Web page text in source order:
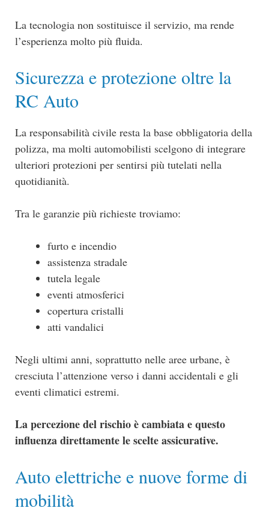
La tecnologia non sostituisce il servizio, ma rende
l’esperienza molto più fluida.
Sicurezza e protezione oltre la
RC Auto
La responsabilità civile resta la base obbligatoria della
polizza, ma molti automobilisti scelgono di integrare
ulteriori protezioni per sentirsi più tutelati nella
quotidianità.
Tra le garanzie più richieste troviamo:
furto e incendio
assistenza stradale
tutela legale
eventi atmosferici
copertura cristalli
atti vandalici
Negli ultimi anni, soprattutto nelle aree urbane, è
cresciuta l’attenzione verso i danni accidentali e gli
eventi climatici estremi.
La percezione del rischio è cambiata e questo
influenza direttamente le scelte assicurative.
Auto elettriche e nuove forme di
mobilità